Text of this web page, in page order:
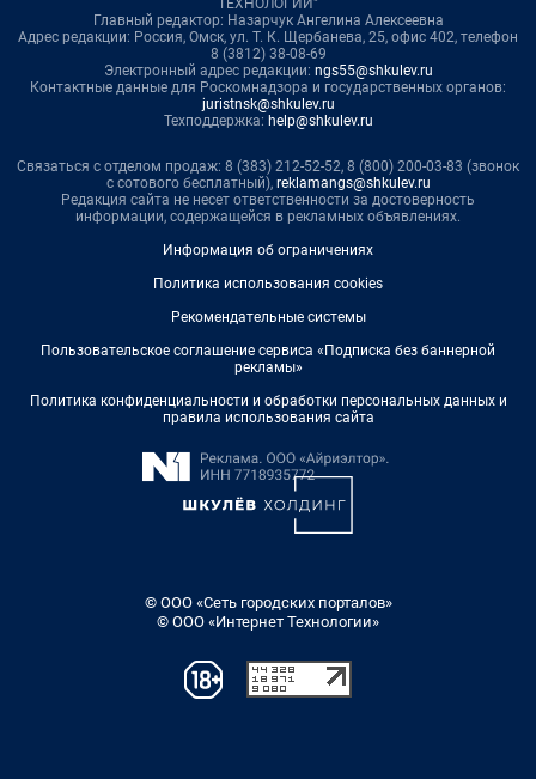
ТЕХНОЛОГИИ"
Главный редактор: Назарчук Ангелина Алексеевна
Адрес редакции: Россия, Омск, ул. Т. К. Щербанева, 25, офис 402, телефон
8 (3812) 38-08-69
Электронный адрес редакции: ngs55@shkulev.ru
Контактные данные для Роскомнадзора и государственных органов:
juristnsk@shkulev.ru
Техподдержка: help@shkulev.ru
Связаться с отделом продаж: 8 (383) 212-52-52, 8 (800) 200-03-83 (звонок
с сотового бесплатный), reklamangs@shkulev.ru
Редакция сайта не несет ответственности за достоверность
информации, содержащейся в рекламных объявлениях.
Информация об ограничениях
Политика использования cookies
Рекомендательные системы
Пользовательское соглашение сервиса «Подписка без баннерной
рекламы»
Политика конфиденциальности и обработки персональных данных и
правила использования сайта
© ООО «Сеть городских порталов»
© ООО «Интернет Технологии»